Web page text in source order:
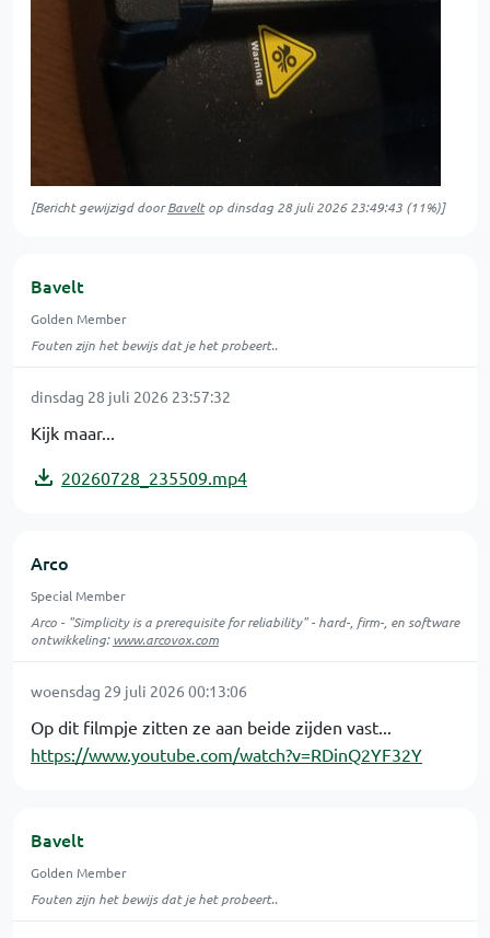
[Bericht gewijzigd doorBaveltop dinsdag 28 juli 2026 23:49:43 (11%)]
Bavelt
Golden Member
Fouten zijn het bewijs dat je het probeert..
dinsdag 28 juli 2026 23:57:32
Kijk maar...
20260728_235509.mp4
Arco
Special Member
Arco - "Simplicity is a prerequisite for reliability" - hard-, firm-, en software
ontwikkeling:www.arcovox.com
woensdag 29 juli 2026 00:13:06
Op dit filmpje zitten ze aan beide zijden vast...
https://www.youtube.com/watch?v=RDinQ2YF32Y
Bavelt
Golden Member
Fouten zijn het bewijs dat je het probeert..